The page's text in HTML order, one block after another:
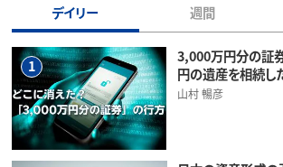
デイリー 週間
1
3,000万円分の証
円の遺産を相続
山村 暢彦